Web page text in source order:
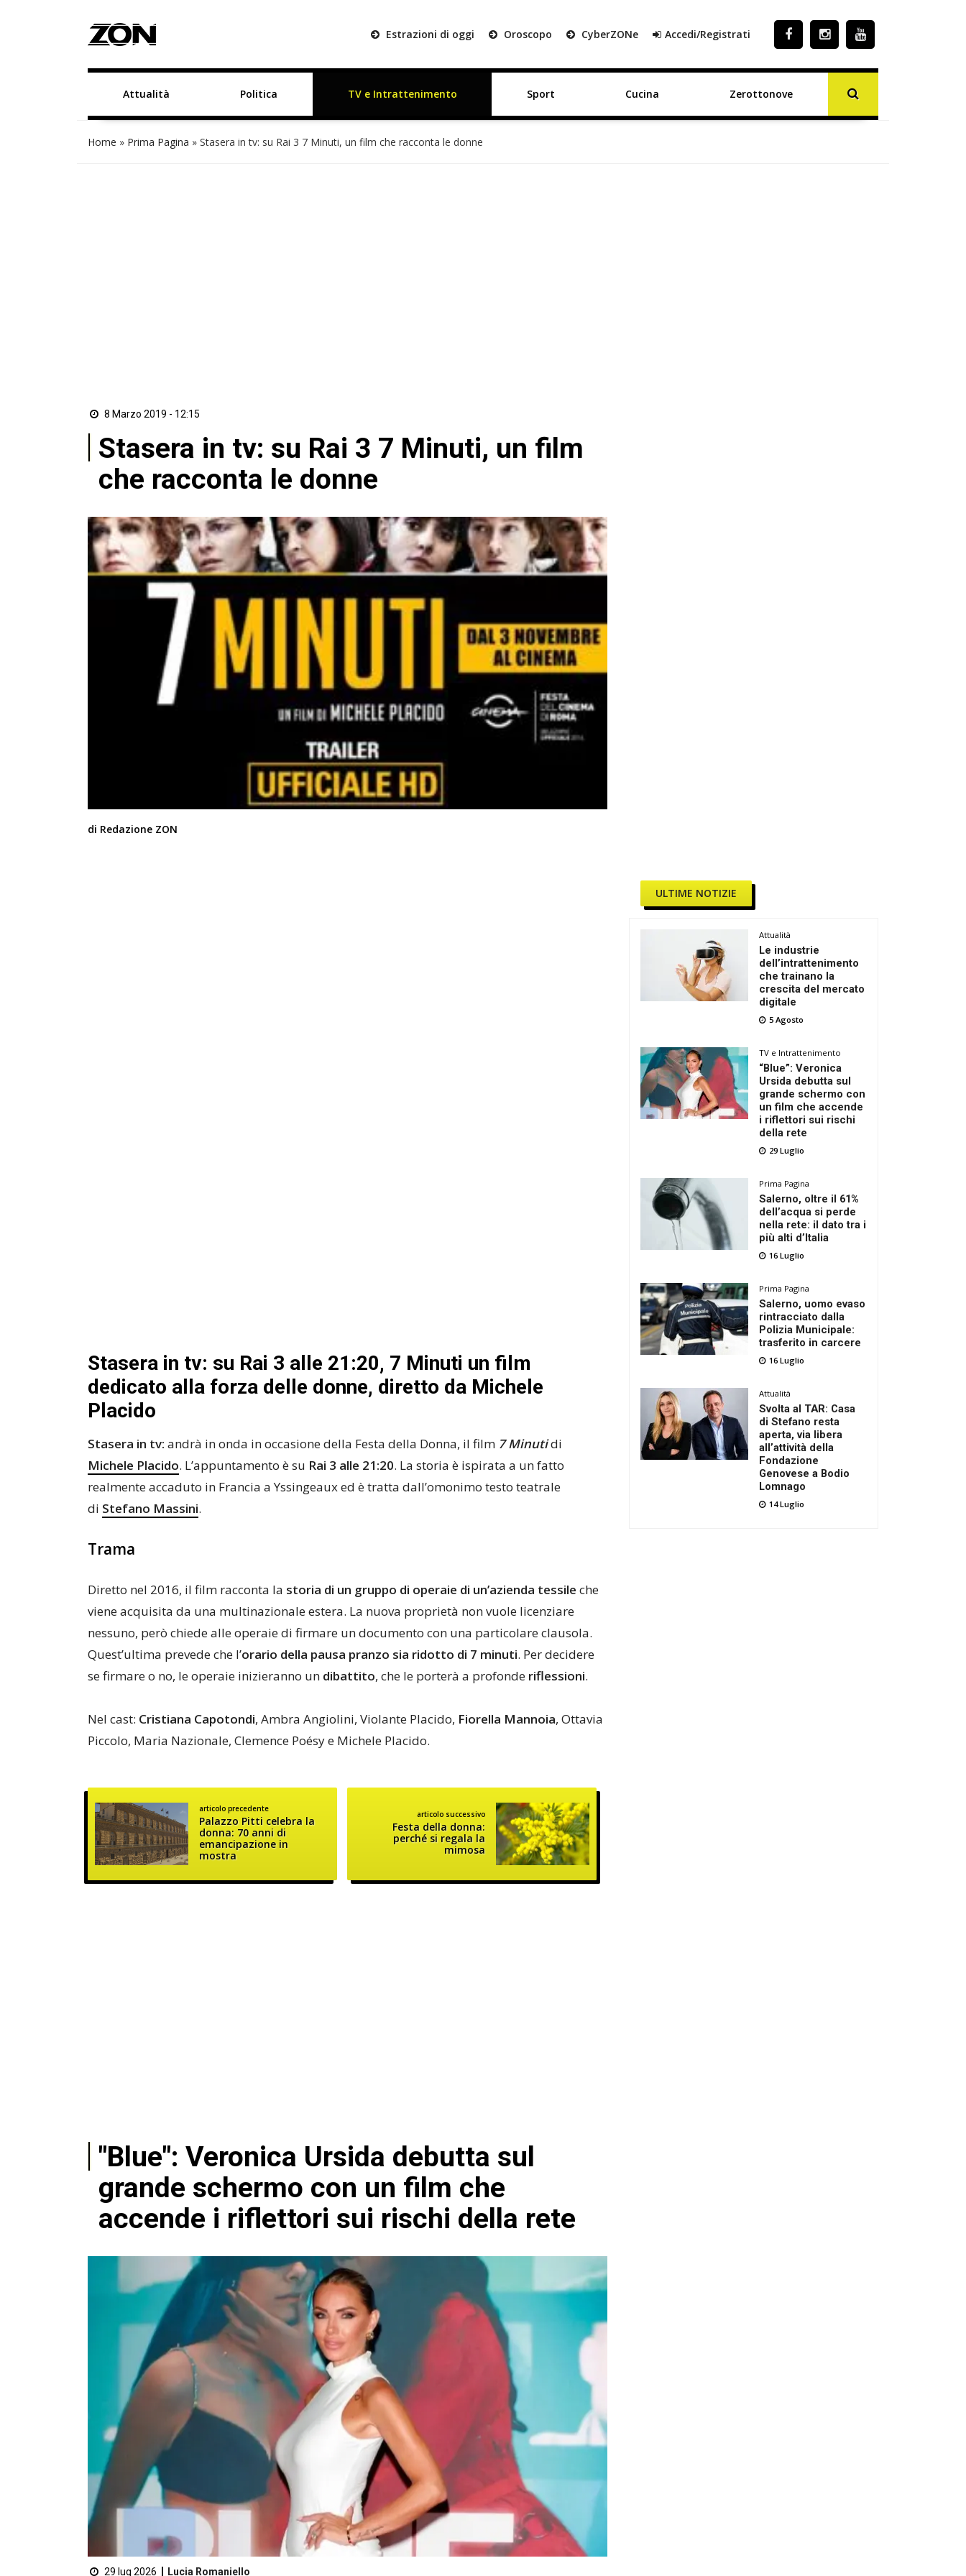
Estrazioni di oggi Oroscopo CyberZONe Accedi/Registrati
Attualità Politica TV e Intrattenimento Sport Cucina Zerottonove
Home » Prima Pagina » Stasera in tv: su Rai 3 7 Minuti, un film che racconta le donne
8 Marzo 2019 - 12:15
Stasera in tv: su Rai 3 7 Minuti, un film
che racconta le donne
di Redazione ZON
Stasera in tv: su Rai 3 alle 21:20, 7 Minuti un film
dedicato alla forza delle donne, diretto da Michele
Placido
Stasera in tv: andrà in onda in occasione della Festa della Donna, il film 7 Minutidi
Michele Placido. L’appuntamento è su Rai 3 alle 21:20. La storia è ispirata a un fatto
realmente accaduto in Francia a Yssingeaux ed è tratta dall’omonimo testo teatrale
di Stefano Massini.
Trama
Diretto nel 2016, il film racconta la storia di un gruppo di operaie di un’azienda tessile che
viene acquisita da una multinazionale estera. La nuova proprietà non vuole licenziare
nessuno, però chiede alle operaie di firmare un documento con una particolare clausola.
Quest’ultima prevede che l’orario della pausa pranzo sia ridotto di 7 minuti. Per decidere
se firmare o no, le operaie inizieranno un dibattito, che le porterà a profonde riflessioni.
Nel cast: Cristiana Capotondi, Ambra Angiolini, Violante Placido, Fiorella Mannoia, Ottavia
Piccolo, Maria Nazionale, Clemence Poésy e Michele Placido.
articolo precedente
Palazzo Pitti celebra la
donna: 70 anni di
emancipazione in
mostra
articolo successivo
Festa della donna:
perché si regala la
mimosa
"Blue": Veronica Ursida debutta sul
grande schermo con un film che
accende i riflettori sui rischi della rete
29 lug 2026 Lucia Romaniello
ULTIME NOTIZIE
Attualità
Le industrie
dell’intrattenimento
che trainano la
crescita del mercato
digitale
5 Agosto
TV e Intrattenimento
“Blue”: Veronica
Ursida debutta sul
grande schermo con
un film che accende
i riflettori sui rischi
della rete
29 Luglio
Prima Pagina
Salerno, oltre il 61%
dell’acqua si perde
nella rete: il dato tra i
più alti d’Italia
16 Luglio
Prima Pagina
Salerno, uomo evaso
rintracciato dalla
Polizia Municipale:
trasferito in carcere
16 Luglio
Attualità
Svolta al TAR: Casa
di Stefano resta
aperta, via libera
all’attività della
Fondazione
Genovese a Bodio
Lomnago
14 Luglio